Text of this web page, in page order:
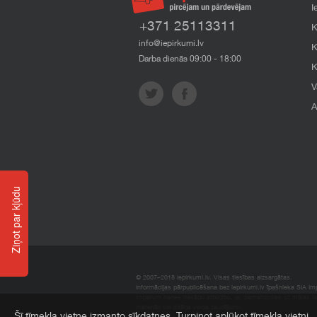
+371 25113311
info@iepirkumi.lv
Darba dienās 09:00 - 18:00
© 2007–2018 Iepirkumi.lv. Visas tiesības aizsargātas.
Informācijas pārpublicēšana bez iepirkumi.lv īpašnieka SIA
Ziņot par kļūdu